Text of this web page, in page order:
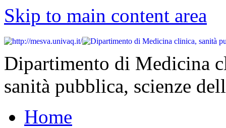
Skip to main content area
Dipartimento di Medicina
sanità pubblica, scienze
Home